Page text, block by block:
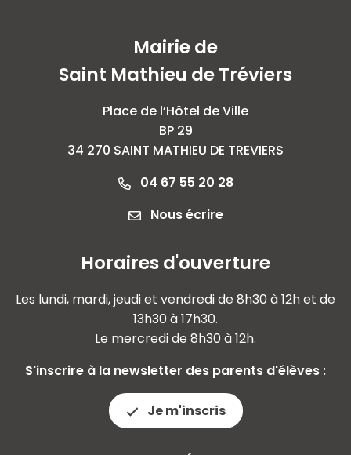
Mairie de
Saint Mathieu de Tréviers
Place de l’Hôtel de Ville
BP 29
34 270 SAINT MATHIEU DE TREVIERS
04 67 55 20 28
Nous écrire
Horaires d'ouverture
Les lundi, mardi, jeudi et vendredi de 8h30 à 12h et de
13h30 à 17h30.
Le mercredi de 8h30 à 12h.
S'inscrire à la newsletter des parents d'élèves :
Je m'inscris